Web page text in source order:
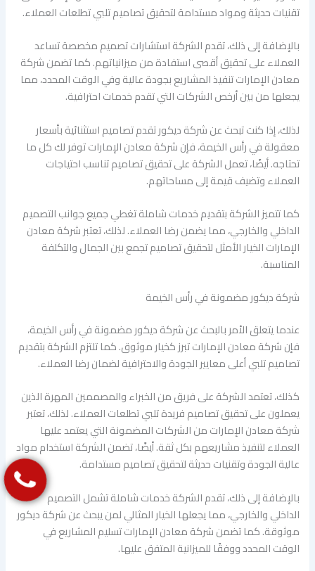
تقنيات حديثة ومواد مستدامة لتحقيق تصاميم تلبي تطلعات العملاء.
بالإضافة إلى ذلك، تقدم الشركة استشارات تصميم مخصصة تساعد
العملاء على تحقيق أقصى استفادة من ميزانياتهم. كما تضمن شركة
معادن الإمارات تنفيذ المشاريع بجودة عالية وفي الوقت المحدد، مما
يجعلها من بين أرخص الشركات التي تقدم خدمات احترافية.
لذلك، إذا كنت تبحث عن شركة ديكور تقدم تصاميم استثنائية بأسعار
معقولة في رأس الخيمة، فإن شركة معادن الإمارات توفر لك كل ما
تحتاجه. أيضًا، تعمل الشركة على تحقيق تصاميم تناسب احتياجات
العملاء وتضيف قيمة إلى مساحاتهم.
كما تتميز الشركة بتقديم خدمات شاملة تغطي جميع جوانب التصميم
الداخلي والخارجي، مما يضمن رضا العملاء. لذلك، تعتبر شركة معادن
الإمارات الخيار الأمثل لتحقيق تصاميم تجمع بين الجمال والتكلفة
المناسبة.
شركة ديكور مضمونة في رأس الخيمة
عندما يتعلق الأمر بالبحث عن شركة ديكور مضمونة في رأس الخيمة،
فإن شركة معادن الإمارات تبرز كخيار موثوق. كما تلتزم الشركة بتقديم
تصاميم تلبي أعلى معايير الجودة والاحترافية لضمان رضا العملاء.
كذلك، تعتمد الشركة على فريق من الخبراء والمصممين المهرة الذين
يعملون على تحقيق تصاميم فريدة تلبي تطلعات العملاء. لذلك، تعتبر
شركة معادن الإمارات من الشركات المضمونة التي يعتمد عليها
العملاء لتنفيذ مشاريعهم بكل ثقة. أيضًا، تضمن الشركة استخدام مواد
عالية الجودة وتقنيات حديثة لتحقيق تصاميم مستدامة.
بالإضافة إلى ذلك، تقدم الشركة خدمات شاملة تشمل التصميم
الداخلي والخارجي، مما يجعلها الخيار المثالي لمن يبحث عن شركة ديكور
موثوقة. كما تضمن شركة معادن الإمارات تسليم المشاريع في
الوقت المحدد ووفقًا للميزانية المتفق عليها.